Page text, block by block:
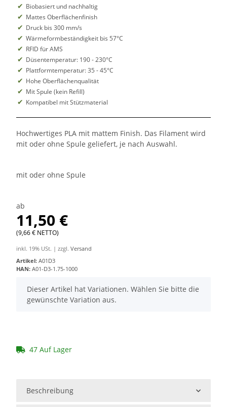
Biobasiert und nachhaltig
Mattes Oberflächenfinish
Druck bis 300 mm/s
Wärmeformbeständigkeit bis 57°C
RFID für AMS
Düsentemperatur: 190 - 230°C
Plattformtemperatur: 35 - 45°C
Hohe Oberflächenqualität
Mit Spule (kein Refill)
Kompatibel mit Stützmaterial
Hochwertiges PLA mit mattem Finish. Das Filament wird
mit oder ohne Spule geliefert, je nach Auswahl.
mit oder ohne Spule
ab
11,50 €
(9,66 € NETTO)
inkl. 19% USt. | zzgl. Versand
Artikel: A01D3
HAN: A01-D3-1.75-1000
x
Dieser Artikel hat Variationen. Wählen Sie bitte die
gewünschte Variation aus.
47 Auf Lager
Beschreibung